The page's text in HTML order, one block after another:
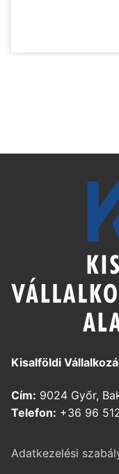
Kisalföldi
Cím: 9024 Győr,
Telefon: +36 96
Adatkezelési